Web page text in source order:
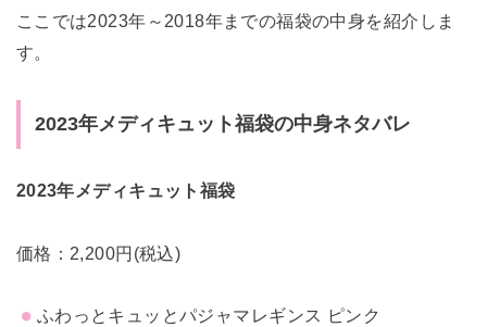
ここでは2023年～2018年までの福袋の中身を紹介しま
す。
2023年メディキュット福袋の中身ネタバレ
2023年メディキュット福袋
価格：2,200円(税込)
ふわっとキュッとパジャマレギンス ピンク